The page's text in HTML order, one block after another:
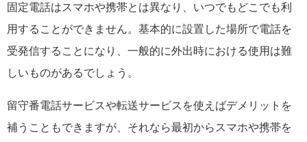
固定電話はスマホや携帯とは異なり、いつでもどこでも利
用することができません。基本的に設置した場所で電話を
受発信することになり、一般的に外出時における使用は難
しいものがあるでしょう。
留守番電話サービスや転送サービスを使えばデメリットを
補うこともできますが、それなら最初からスマホや携帯を